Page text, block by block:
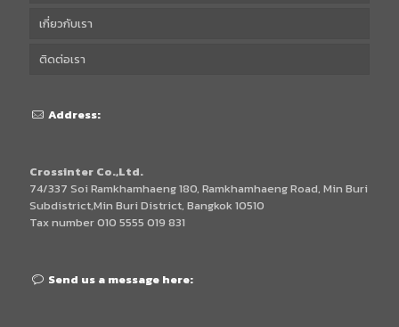
เกี่ยวกับเรา
ติดต่อเรา
Address:
Crossinter Co.,Ltd.
74/337 Soi Ramkhamhaeng 180, Ramkhamhaeng Road, Min Buri
Subdistrict,Min Buri District, Bangkok 10510
Tax number 010 5555 019 831
Send us a message here: